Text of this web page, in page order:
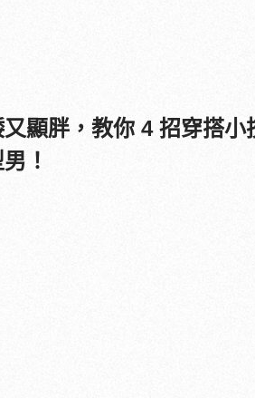
顯胖，教你 4 招穿搭小
！